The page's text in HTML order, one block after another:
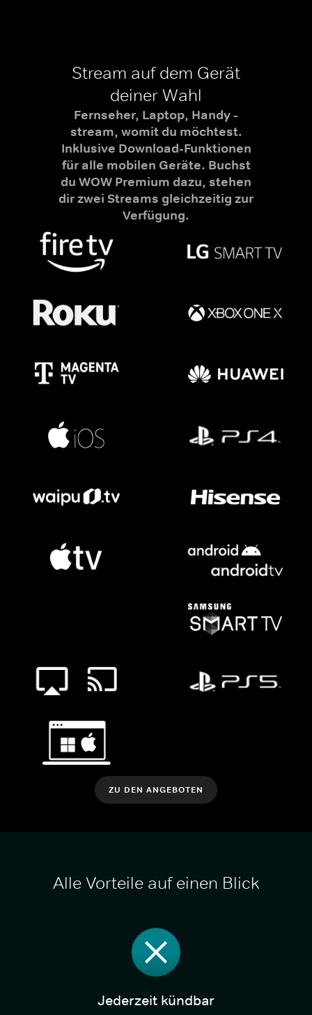
Stream auf dem Gerät
deiner Wahl
Fernseher, Laptop, Handy -
stream, womit du möchtest.
Inklusive Download-Funktionen
für alle mobilen Geräte. Buchst
du WOW Premium dazu, stehen
dir zwei Streams gleichzeitig zur
Verfügung.
ZU DEN ANGEBOTEN
Alle Vorteile auf einen Blick
Jederzeit kündbar